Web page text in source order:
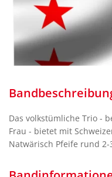
Das volkstümliche Trio -
Frau - bietet mit
Natwärisch Pfeife rund